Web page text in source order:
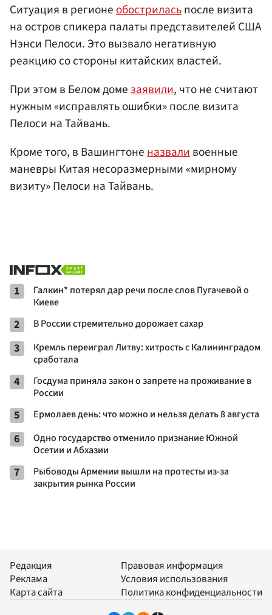
Ситуация в регионеобостриласьпосле визита
на остров спикера палаты представителей США
Нэнси Пелоси. Это вызвало негативную
реакцию со стороны китайских властей.
При этом в Белом домезаявили, что не считают
нужным «исправлять ошибки» после визита
Пелоси на Тайвань.
Кроме того, в Вашингтоненазваливоенные
маневры Китая несоразмерными «мирному
визиту» Пелоси на Тайвань.
1
Галкин* потерял дар речи после слов Пугачевой о
Киеве
2 В России стремительно дорожает сахар
3
Кремль переиграл Литву: хитрость с Калининградом
сработала
4
Госдума приняла закон о запрете на проживание в
России
5 Ермолаев день: что можно и нельзя делать 8 августа
6
Одно государство отменило признание Южной
Осетии и Абхазии
7
Рыбоводы Армении вышли на протесты из-за
закрытия рынка России
Редакция
Реклама
Карта сайта
Правовая информация
Условия использования
Политика конфиденциальности